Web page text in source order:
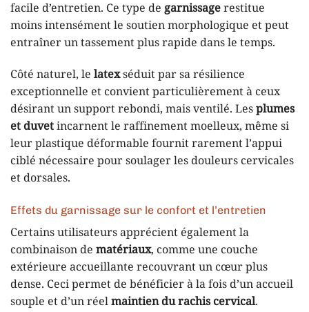
facile d’entretien. Ce type de garnissagerestitue
moins intensément le soutien morphologique et peut
entraîner un tassement plus rapide dans le temps.
Côté naturel, le latexséduit par sa résilience
exceptionnelle et convient particulièrement à ceux
désirant un support rebondi, mais ventilé. Lesplumes
et duvetincarnent le raffinement moelleux, même si
leur plastique déformable fournit rarement l’appui
ciblé nécessaire pour soulager les douleurs cervicales
et dorsales.
Effets du garnissage sur le confort et l’entretien
Certains utilisateurs apprécient également la
combinaison de matériaux, comme une couche
extérieure accueillante recouvrant un cœur plus
dense. Ceci permet de bénéficier à la fois d’un accueil
souple et d’un réelmaintien du rachis cervical.